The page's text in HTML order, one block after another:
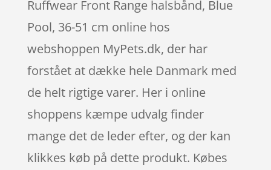
Ruffwear Front Range halsbånd, Blue
Pool, 36-51 cm online hos
webshoppen MyPets.dk, der har
forstået at dække hele Danmark med
de helt rigtige varer. Her i online
shoppens kæmpe udvalg finder
mange det de leder efter, og der kan
klikkes køb på dette produkt. Købes